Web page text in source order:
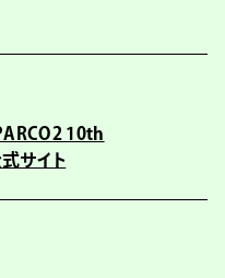
10th
サイト